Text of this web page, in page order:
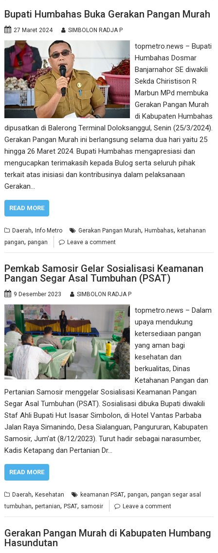
Bupati Humbahas Buka Gerakan Pangan Murah
27 Maret 2024 SIMBOLON RADJA P
topmetro.news – Bupati
Humbahas Dosmar
Banjarnahor SE diwakili
Sekda Chiristison R
Marbun MPd membuka
Gerakan Pangan Murah
di Kabupaten Humbahas
dipusatkan di Balerong Terminal Doloksanggul, Senin (25/3/2024).
Gerakan Pangan Murah ini berlangsung selama dua hari yaitu 25
hingga 26 Maret 2024. Bupati Humbahas mengapresiasi dan
mengucapkan terimakasih kepada Bulog serta seluruh pihak
terkait atas inisiasi dan kontribusinya dalam pelaksanaan
Gerakan…
READ MORE
Daerah,Info Metro Gerakan Pangan Murah,Humbahas,ketahanan
pangan,pangan Leave a comment
Pemkab Samosir Gelar Sosialisasi Keamanan
Pangan Segar Asal Tumbuhan (PSAT)
9 Desember 2023 SIMBOLON RADJA P
topmetro.news – Dalam
upaya mendukung
ketersediaan pangan
yang aman bagi
kesehatan dan
berkualitas, Dinas
Ketahanan Pangan dan
Pertanian Samosir menggelar Sosialisasi Keamanan Pangan
Segar Asal Tumbuhan (PSAT). Sosialisasi dibuka Bupati diwakili
Staf Ahli Bupati Hut Isasar Simbolon, di Hotel Vantas Parbaba
Jalan Raya Simanindo, Desa Sialanguan, Pangururan, Kabupaten
Samosir, Jum’at (8/12/2023). Turut hadir sebagai narasumber,
Kadis Ketapang dan Pertanian Dr…
READ MORE
Daerah,Kesehatan keamanan PSAT,pangan,pangan segar asal
tumbuhan,pertanian,PSAT, samosir Leave a comment
Gerakan Pangan Murah di Kabupaten Humbang
Hasundutan